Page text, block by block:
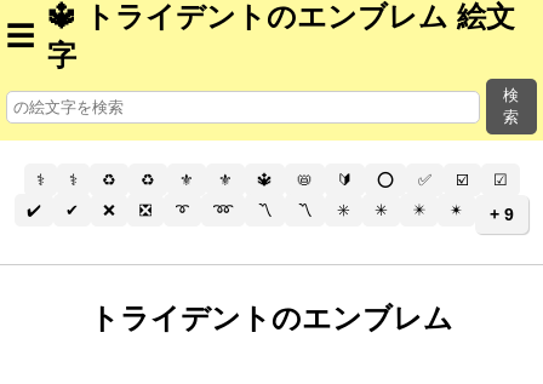
☰
🔱 トライデントのエンブレム 絵文
字
検
索
⚕️ ⚕ ♻️ ♻ ⚜️ ⚜ 🔱 📛 🔰 ⭕ ✅ ☑️
☑
✔️
✔ ❌ ❎ ➰ ➿ 〽️ 〽 ✳️ ✳ ✴️ ✴ + 9
トライデントのエンブレム